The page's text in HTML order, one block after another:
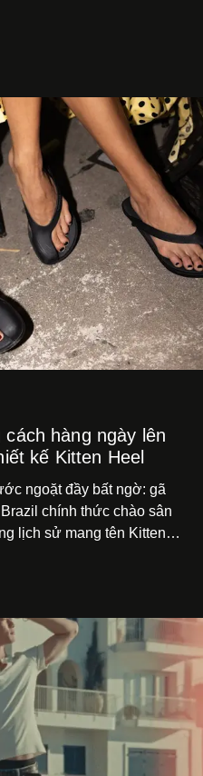
hàng ngày lên
kế Kitten Heel
ngoặt đầy bất ngờ: gã
chính thức chào sân
lịch sử mang tên Kitten